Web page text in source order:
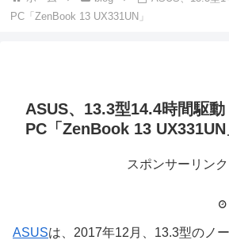
PC「ZenBook 13 UX331UN」
ASUS、13.3型14.4時間駆動
PC「ZenBook 13 UX331UN
スポンサーリンク
ASUSは、2017年12月、13.3型のノ